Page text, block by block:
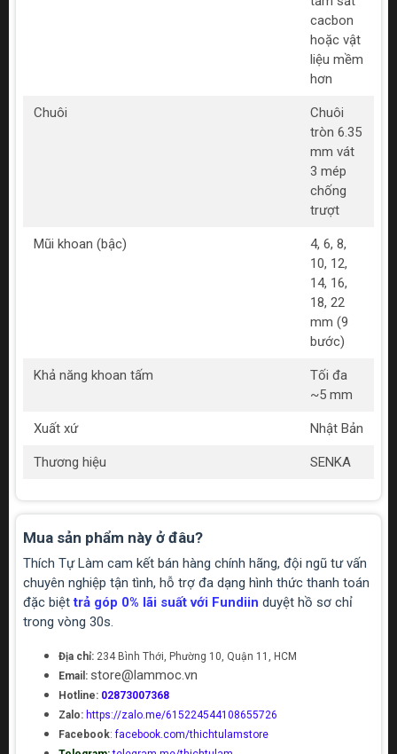
cacbon
hoặc vật
liệu mềm
hơn
Chuôi
Chuôi
tròn 6.35
mm vát
3 mép
chống
trượt
Mũi khoan (bậc)
4, 6, 8,
10, 12,
14, 16,
18, 22
mm (9
bước)
Khả năng khoan tấm
Tối đa
~5 mm
Xuất xứ Nhật Bản
Thương hiệu SENKA
Mua sản phẩm này ở đâu?
Thích Tự Làm cam kết bán hàng chính hãng, đội ngũ tư vấn
chuyên nghiệp tận tình, hỗ trợ đa dạng hình thức thanh toán
đặc biệttrả góp 0% lãi suất với Fundiin duyệt hồ sơ chỉ
trong vòng 30s.
Địa chỉ: 234 Bình Thới, Phường 10, Quận 11, HCM
Email: store@lammoc.vn
Hotline: 02873007368
Zalo: https://zalo.me/615224544108655726
Facebook:facebook.com/thichtulamstore